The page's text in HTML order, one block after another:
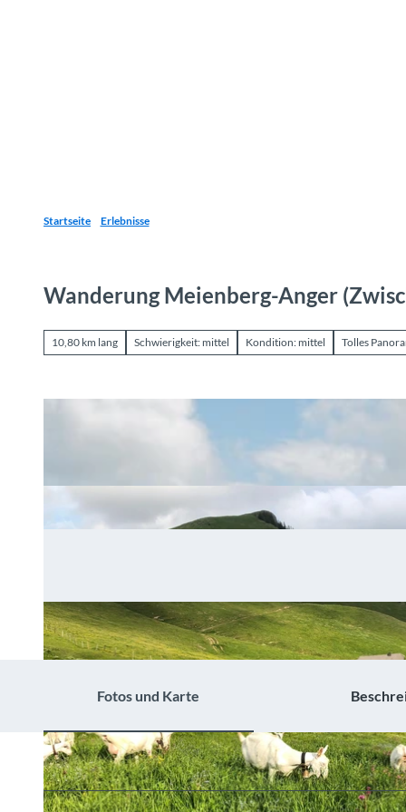
Startseite Erlebnisse
Wanderung Meienberg-Anger
10,80 km lang Schwierigkeit: mittel Kondition: mittel Tolles
Fotos und Karte